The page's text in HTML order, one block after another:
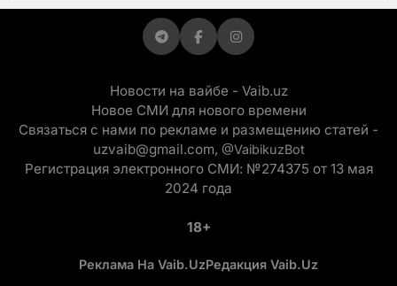
Новости на вайбе - Vaib.uz
Новое СМИ для нового времени
Связаться с нами по рекламе и размещению статей -
uzvaib@gmail.com, @VaibikuzBot
Регистрация электронного СМИ: №274375 от 13 мая
2024 года
18+
Реклама На Vaib.uzРедакция Vaib.uz